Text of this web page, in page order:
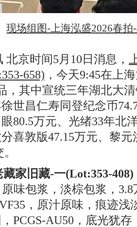
现场组图-上海泓盛2026春
北京时间5月10日消息，
658) ，今天9:45在上
，其中宣统三年湖北大
世昌仁寿同登纪念币
80.5万元、光绪33年北
喜敦版47.15万元、黎
藏家旧藏-一(Lot:353-408)
原味包浆，淡棕包浆，
，原汁原味，痕迹
PCGS-AU50，底光犹